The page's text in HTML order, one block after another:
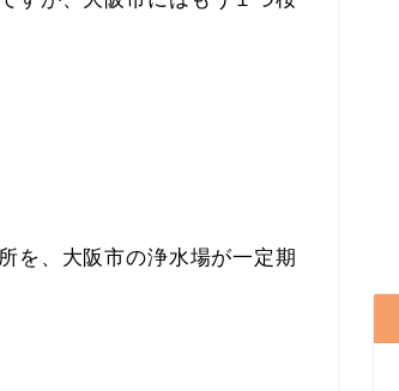
を、大阪市の浄水場が一定期